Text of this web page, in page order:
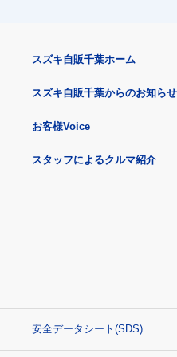
スズキ自販千葉ホーム
スズキ自販千葉からのお知らせ
お客様Voice
スタッフによるクルマ紹介
安全データシート(SDS)